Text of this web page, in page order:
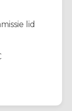
lid